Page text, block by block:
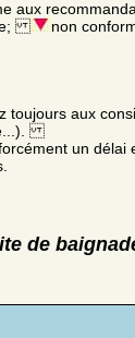
aux
non
toujours aux
un
de